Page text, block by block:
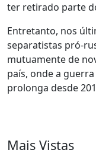
ter retirado parte
Entretanto, nos
separatistas pró-
mutuamente de
país, onde a
prolonga desde
Mais Vistas